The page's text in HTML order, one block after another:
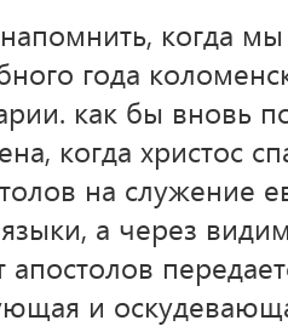
когда
года
как бы вновь
когда христос
на служение
а через
и